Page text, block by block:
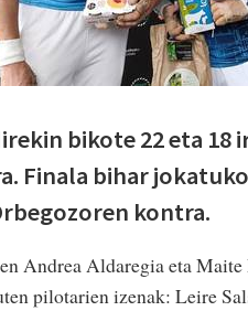
bikote 22 eta 18
Finala bihar
kontra.
Andrea Aldaregia eta
pilotarien izenak: Leire